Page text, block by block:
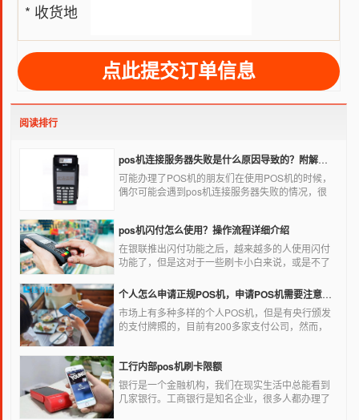
* 收货地
址
阅读排行
pos机连接服务器失败是什么原因导致的？附解决办法
可能办理了POS机的朋友们在使用POS机的时候，
偶尔可能会遇到pos机连接服务器失败的情况，很
失败是什么原因导致的？以及出现这种情况又该如
何解决。
pos机闪付怎么使用？操作流程详细介绍
在银联推出闪付功能之后，越来越多的人使用闪付
功能了，但是这对于一些刷卡小白来说，或是不了
闪付功能，因此，针对这种情况，下面小编就来给
大家讲一讲POS机闪付怎么挥卡操作交易。
个人怎么申请正规POS机，申请POS机需要注意什么？
市场上有多种多样的个人POS机，但是有央行颁发
的支付牌照的，目前有200多家支付公司，然而，
就很危险了，资金不到账、被盗刷的可能性大大增
加。
工行内部pos机刷卡限额
银行是一个金融机构，我们在现实生活中总能看到
几家银行。工商银行是知名企业，很多人都办理了